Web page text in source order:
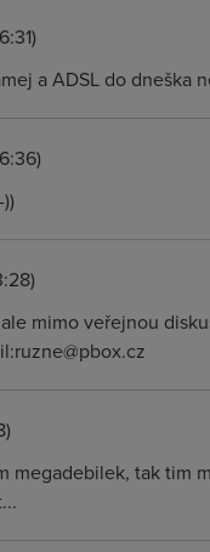
a ADSL do dneška
mimo veřejnou
megadebilek, tak tim